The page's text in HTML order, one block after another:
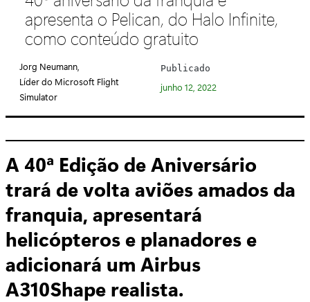
g
o
i
a
:
apresenta o Pelican, do Halo Infinite,
como conteúdo gratuito
Jorg Neumann,
Líder do Microsoft Flight
Simulator
Publicado
junho 12, 2022
A 40ª Edição de Aniversário
trará de volta aviões amados da
franquia, apresentará
helicópteros e planadores e
adicionará um Airbus
A310Shape realista.